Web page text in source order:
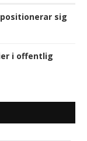
sig
i offentlig